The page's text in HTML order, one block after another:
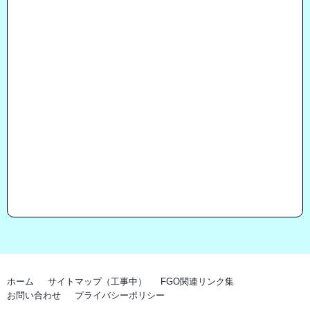
ホーム サイトマップ（工事中）
FGO関連リンク集
お問い合わせ
プライバシーポリシー